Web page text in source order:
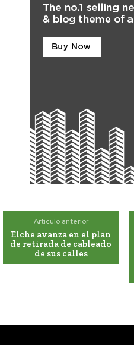
Artículo anterior
Elche avanza en el plan
de retirada de cableado
de sus calles